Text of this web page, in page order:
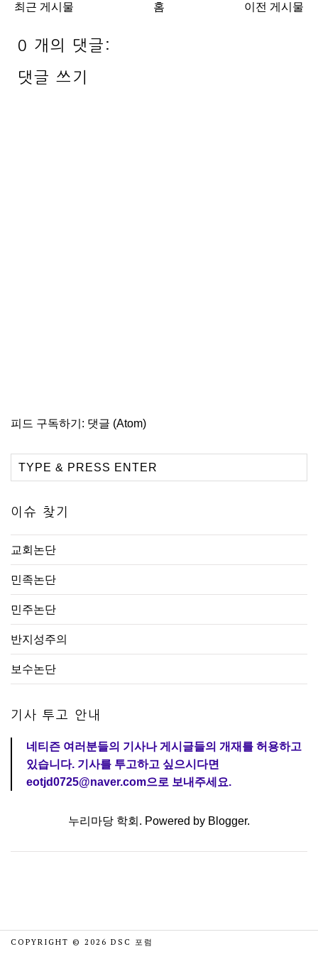
최근 게시물 이전 게시물
홈
0 개의 댓글:
댓글 쓰기
피드 구독하기: 댓글 (Atom)
이슈 찾기
교회논단
민족논단
민주논단
반지성주의
보수논단
기사 투고 안내
네티즌 여러분들의 기사나 게시글들의 개재를 허용하고
있습니다. 기사를 투고하고 싶으시다면
eotjd0725@naver.com으로 보내주세요.
누리마당 학회. Powered by Blogger.
COPYRIGHT © 2026 DSC 포럼